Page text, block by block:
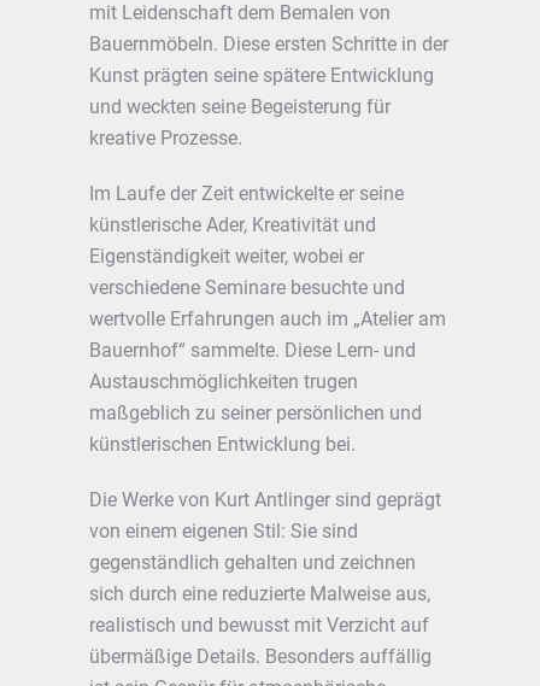
mit Leidenschaft dem Bemalen von
Bauernmöbeln. Diese ersten Schritte in der
Kunst prägten seine spätere Entwicklung
und weckten seine Begeisterung für
kreative Prozesse.
Im Laufe der Zeit entwickelte er seine
künstlerische Ader, Kreativität und
Eigenständigkeit weiter, wobei er
verschiedene Seminare besuchte und
wertvolle Erfahrungen auch im „Atelier am
Bauernhof“ sammelte. Diese Lern- und
Austauschmöglichkeiten trugen
maßgeblich zu seiner persönlichen und
künstlerischen Entwicklung bei.
Die Werke von Kurt Antlinger sind geprägt
von einem eigenen Stil: Sie sind
gegenständlich gehalten und zeichnen
sich durch eine reduzierte Malweise aus,
realistisch und bewusst mit Verzicht auf
übermäßige Details. Besonders auffällig